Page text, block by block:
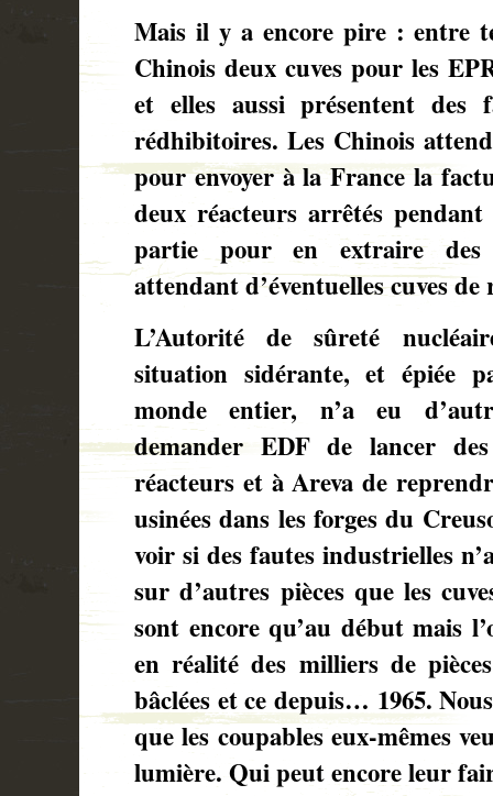
Mais il y a encore pire : entre
Chinois deux cuves pour les
et elles aussi présentent des
rédhibitoires. Les Chinois
pour envoyer à la France la
deux réacteurs arrêtés
partie pour en extraire des
attendant d’éventuelles cuves
L’Autorité de sûreté
situation sidérante, et épiée
monde entier, n’a eu
demander EDF de lancer
réacteurs et à Areva de
usinées dans les forges du
voir si des fautes industrielles
sur d’autres pièces que les
sont encore qu’au début mais
en réalité des milliers de
bâclées et ce depuis… 1965.
que les coupables eux-mêmes
lumière. Qui peut encore leur